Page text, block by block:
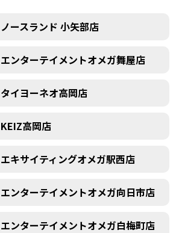
ノースランド 小矢部店
エンターテイメントオメガ舞屋店
タイヨーネオ高岡店
KEIZ高岡店
エキサイティングオメガ駅西店
エンターテイメントオメガ向日市店
エンターテイメントオメガ白梅町店